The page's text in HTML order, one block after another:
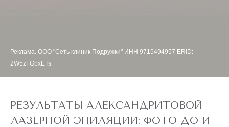
Реклама. ООО "Сеть клиник Подружки" ИНН 9715494957 ERID:
2W5zFGbxETs
РЕЗУЛЬТАТЫ АЛЕКСАНДРИТОВОЙ
ЛАЗЕРНОЙ ЭПИЛЯЦИИ: ФОТО ДО И